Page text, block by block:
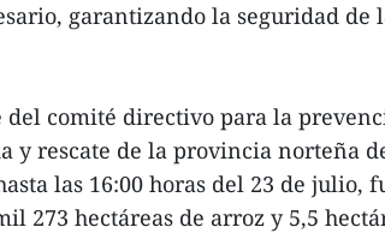
garantizando la seguridad de
comité directivo para la
y rescate de la provincia norteña
las 16:00 horas del 23 de julio,
273 hectáreas de arroz y 5,5